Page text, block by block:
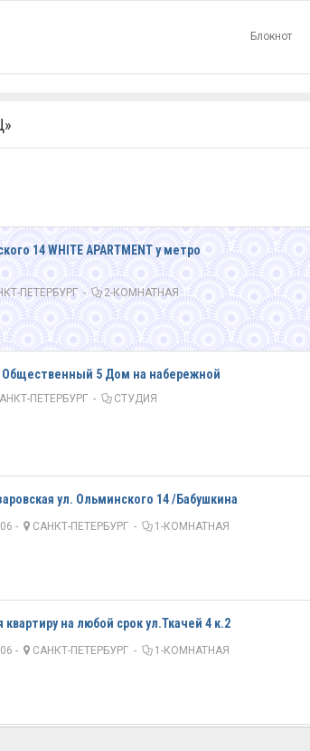
Блокнот
14 WHITE APARTMENT у метро
ПЕТЕРБУРГ - 2-КОМНАТНАЯ
Общественный 5 Дом на набережной
ПЕТЕРБУРГ - СТУДИЯ
ул. Ольминского 14 /Бабушкина
- САНКТ-ПЕТЕРБУРГ - 1-КОМНАТНАЯ
на любой срок ул.Ткачей 4 к.2
- САНКТ-ПЕТЕРБУРГ - 1-КОМНАТНАЯ